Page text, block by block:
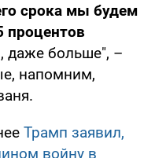
срока мы будем
процентов
даже больше", –
напомним,
Трамп заявил,
войну в